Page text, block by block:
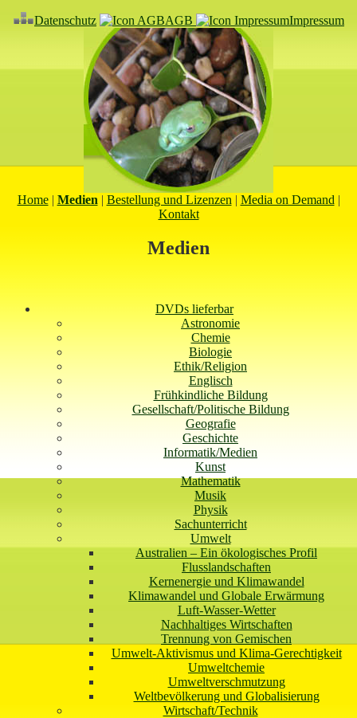
Datenschutz AGB Impressum
Home| Medien | Bestellung und Lizenzen | Media on Demand |
Kontakt
Medien
DVDs lieferbar
Astronomie
Chemie
Biologie
Ethik/Religion
Englisch
Frühkindliche Bildung
Gesellschaft/Politische Bildung
Geografie
Geschichte
Informatik/Medien
Kunst
Mathematik
Musik
Physik
Sachunterricht
Umwelt
Australien – Ein ökologisches Profil
Flusslandschaften
Kernenergie und Klimawandel
Klimawandel und Globale Erwärmung
Luft-Wasser-Wetter
Nachhaltiges Wirtschaften
Trennung von Gemischen
Umwelt-Aktivismus und Klima-Gerechtigkeit
Umweltchemie
Umweltverschmutzung
Weltbevölkerung und Globalisierung
Wirtschaft/Technik